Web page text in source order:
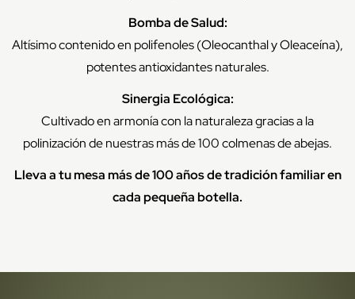
Bomba de Salud:
Altísimo contenido en polifenoles (Oleocanthal y Oleaceína),
potentes antioxidantes naturales.
Sinergia Ecológica:
Cultivado en armonía con la naturaleza gracias a la
polinización de nuestras más de 100 colmenas de abejas.
Lleva a tu mesa más de 100 años de tradición familiar en
cada pequeña botella.